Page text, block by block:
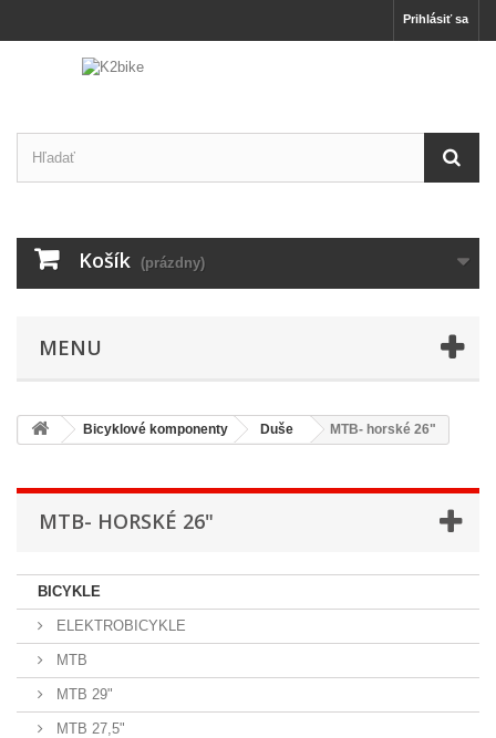
Prihlásiť sa
Košík (prázdny)
MENU
Bicyklové komponenty Duše MTB- horské 26"
MTB- HORSKÉ 26"
BICYKLE
ELEKTROBICYKLE
MTB
MTB 29"
MTB 27,5"